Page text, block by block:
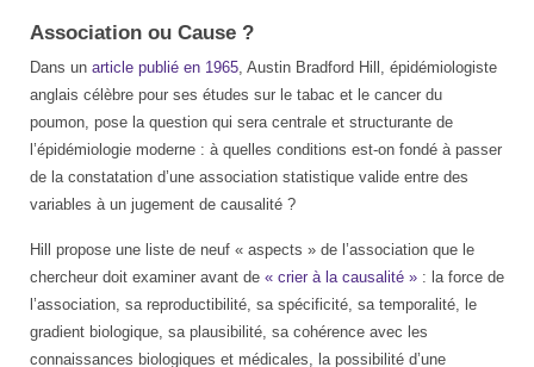
Association ou Cause ?
Dans un article publié en 1965 , Austin Bradford Hill, épidémiologiste
anglais célèbre pour ses études sur le tabac et le cancer du
poumon, pose la question qui sera centrale et structurante de
l’épidémiologie moderne : à quelles conditions est-on fondé à passer
de la constatation d’une association statistique valide entre des
variables à un jugement de causalité ?
Hill propose une liste de neuf « aspects » de l’association que le
chercheur doit examiner avant de « crier à la causalité » : la force de
l’association, sa reproductibilité, sa spécificité, sa temporalité, le
gradient biologique, sa plausibilité, sa cohérence avec les
connaissances biologiques et médicales, la possibilité d’une